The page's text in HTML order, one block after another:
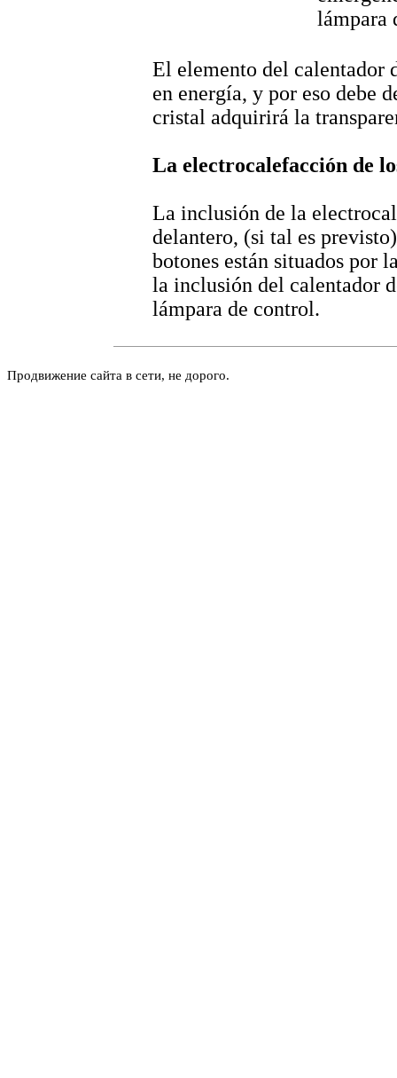
lámpara
El elemento del calentador
en energía, y por eso debe
cristal adquirirá la
La electrocalefacción de
La inclusión de la
delantero, (si tal es
botones están situados por
la inclusión del calentador
lámpara de control.
Продвижение сайта в сети, не дорого.